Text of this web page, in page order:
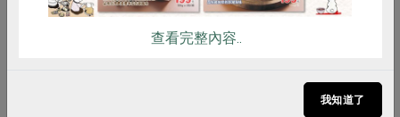
查看完整內容..
我知道了